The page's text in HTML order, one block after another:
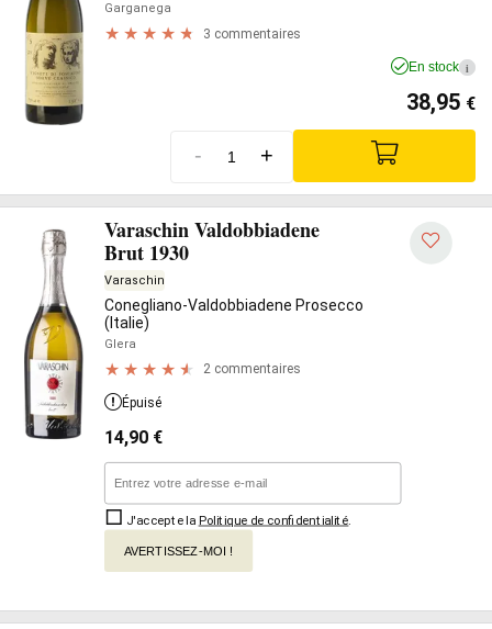
Garganega
3 commentaires
En stock i
38,95 €
- +
Varaschin Valdobbiadene
Brut 1930
Varaschin
Conegliano-Valdobbiadene Prosecco
(Italie)
Glera
2 commentaires
Épuisé
14,90 €
J'accepte la Politique de confidentialité
AVERTISSEZ-MOI !